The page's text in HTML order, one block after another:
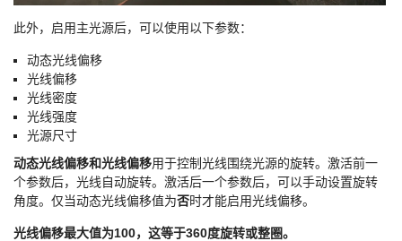
此外，启用主光源后，可以使用以下参数：
动态光线偏移
光线偏移
光线密度
光线强度
光源尺寸
动态光线偏移和光线偏移用于控制光线围绕光源的旋转。激活前一
个参数后，光线自动旋转。激活后一个参数后，可以手动设置旋转
角度。仅当动态光线偏移值为否时才能启用光线偏移。
光线偏移最大值为100，这等于360度旋转或整圈。